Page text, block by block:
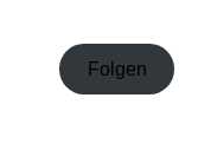
Folgen